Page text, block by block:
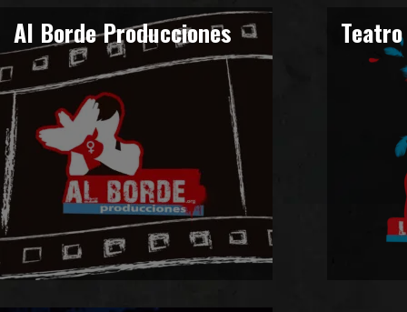
Al Borde Producciones